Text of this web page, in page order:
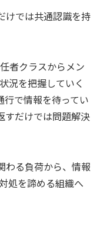
けでは共通認識を持
者クラスからメン
況を把握していく
行で情報を待ってい
すだけでは問題解決
わる負荷から、情報
処を諦める組織へ